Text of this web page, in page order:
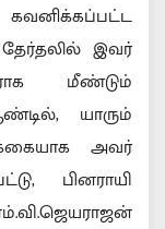
இவர்
மீண்டும்
யாரும்
அவர்
பினராயி